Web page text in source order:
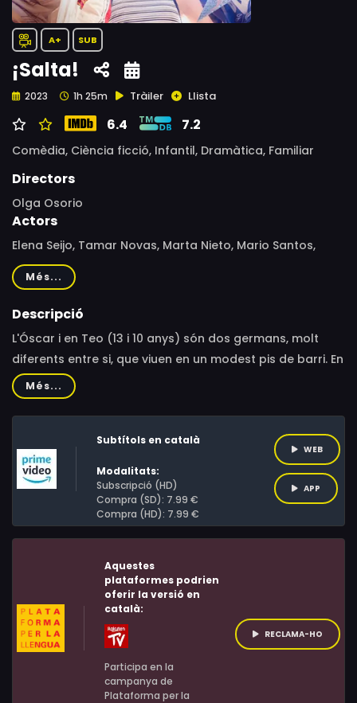
A+ SUB
¡Salta!
2023 1h 25m Tràiler Llista
6.4 7.2
Comèdia, Ciència ficció, Infantil, Dramàtica, Familiar
Directors
Olga Osorio
Actors
Elena Seijo, Tamar Novas, Marta Nieto, Mario Santos,
Rubén Fulgencio, Manuel Manquiña, Mabel Rivera, Irene
Jiménez, Saúl Esgueva, Cris Iglesias, Héctor Carballo,
Grial Montes, Óscar Allo, Lara Morgalo, Nadia Linares,
Estíbaliz Veiga, Tito Asorey, Carlos Villarino, Paula Pier,
Machi Salgado, Óscar Galiñanes, Teo Galiñanes
Més...
Descripció
L'Óscar i en Teo (13 i 10 anys) són dos germans, molt
diferents entre si, que viuen en un modest pis de barri. En
Teo és futboler i una mica entremaliat; l'Óscar, un sabut
tot que prefereix passar les tardes d'estiu estudiant la
teoria de la relativitat. En realitat, cadascú torça a la
seva manera amb la desaparició de la seva mare, una
prometedora científica obsessionada amb els forats de
cuc.
Més...
Subtítols en català
Modalitats:
Subscripció (HD)
Compra (SD): 7.99 €
Compra (HD): 7.99 €
WEB
APP
Aquestes
plataformes podrien
oferir la versió en
català:
Participa en la
campanya de
Plataforma per la
RECLAMA-HO